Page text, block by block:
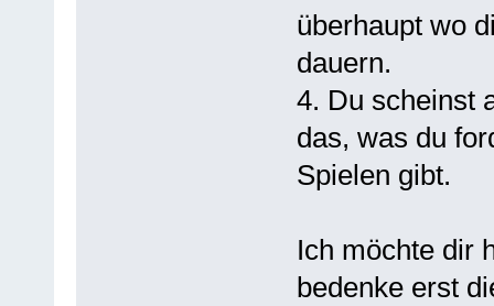
überhaupt wo
dauern.
4. Du scheinst
das, was du
Spielen gibt.
Ich möchte dir
bedenke erst